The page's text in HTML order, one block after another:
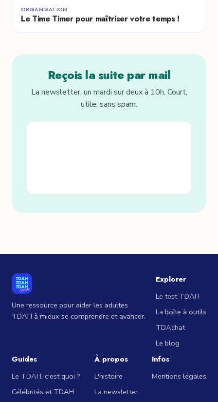
ORGANISATION
Le Time Timer pour maîtriser votre temps !
Reçois la suite par mail
La newsletter, un mardi sur deux à 10h. Court,
utile, sans spam.
Une ressource pour aider les adultes
TDAH à mieux se comprendre et avancer.
Explorer
Le test TDAH
La boîte à outils
TDAchat
Le blog
Guides
Le TDAH, c'est quoi ?
Célébrités et TDAH
À propos
L'histoire
La newsletter
Infos
Mentions légales